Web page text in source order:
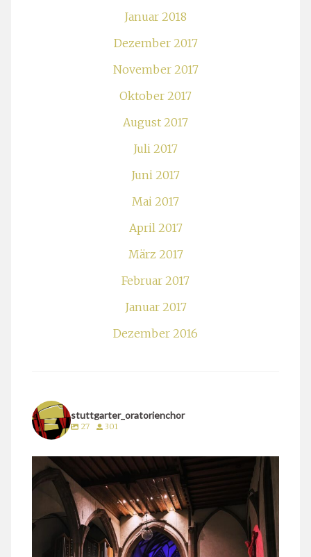
Januar 2018
Dezember 2017
November 2017
Oktober 2017
August 2017
Juli 2017
Juni 2017
Mai 2017
April 2017
März 2017
Februar 2017
Januar 2017
Dezember 2016
stuttgarter_oratorienchor
27 301
stuttgarter_oratorienchor
März 24